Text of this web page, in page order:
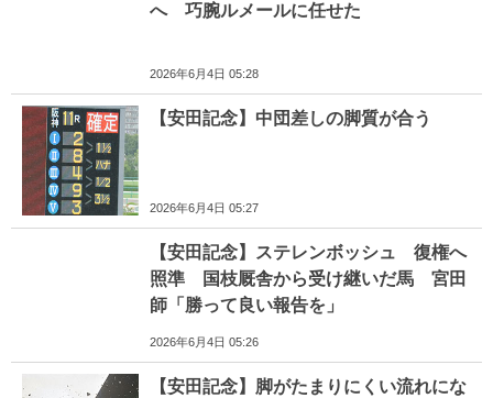
へ 巧腕ルメールに任せた
2026年6月4日 05:28
【安田記念】中団差しの脚質が合う
2026年6月4日 05:27
【安田記念】ステレンボッシュ 復権へ
照準 国枝厩舎から受け継いだ馬 宮田
師「勝って良い報告を」
2026年6月4日 05:26
【安田記念】脚がたまりにくい流れにな